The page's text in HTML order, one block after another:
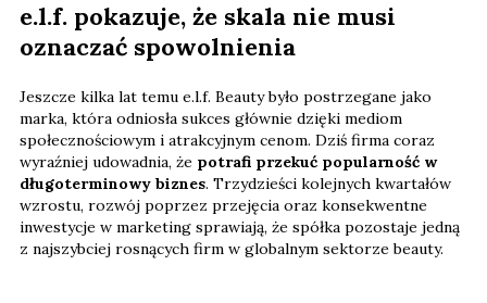
e.l.f. pokazuje, że skala nie musi
oznaczać spowolnienia
Jeszcze kilka lat temu e.l.f. Beauty było postrzegane jako
marka, która odniosła sukces głównie dzięki mediom
społecznościowym i atrakcyjnym cenom. Dziś firma coraz
wyraźniej udowadnia, że potrafi przekuć popularność w
długoterminowy biznes. Trzydzieści kolejnych kwartałów
wzrostu, rozwój poprzez przejęcia oraz konsekwentne
inwestycje w marketing sprawiają, że spółka pozostaje jedną
z najszybciej rosnących firm w globalnym sektorze beauty.